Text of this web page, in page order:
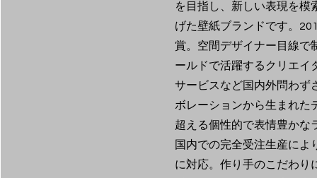
を目指し、新しい表現を模
げた壁紙ブランドです。
賞。空間デザイナー目線で
ールドで活躍するクリエイ
サービスなど国内外問わず
ボレーションから生まれた
超える個性的で表情豊かな
国内での完全受注生産によ
に対応。作り手のこだわり